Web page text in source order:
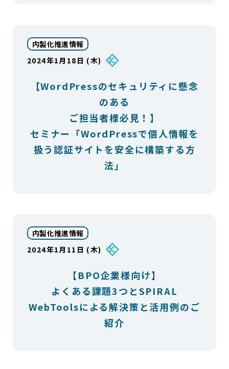
内製化推進情報
2024年1月18日 (木)
【WordPressのセキュリティに懸念
のある
ご担当者様必見！】
セミナー「WordPressで個人情報を
扱う認証サイトを安全に構築する方
法」
内製化推進情報
2024年1月11日 (木)
【BPO企業様向け】
よくある課題3つとSPIRAL
WebToolsによる解決策と活用例のご
紹介